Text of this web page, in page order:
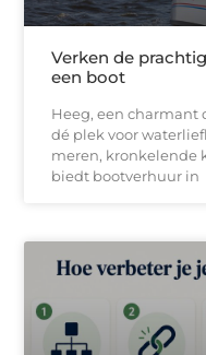
Verken de
een boot
Heeg, een charmant
dé plek voor
meren, kronkelende
biedt bootverhuur in